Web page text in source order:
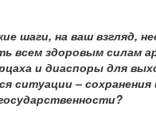
шаги, на ваш взгляд,
всем здоровым силам
и диаспоры для
ситуации – сохранения